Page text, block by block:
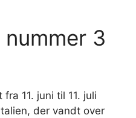
3
11. juni til 11. juli
der vandt over